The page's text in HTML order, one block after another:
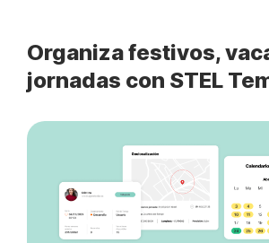
Organiza festivos,
jornadas con STEL